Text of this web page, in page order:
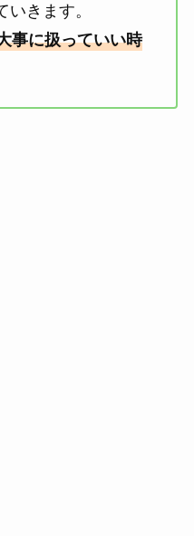
きます。
事に扱っていい時